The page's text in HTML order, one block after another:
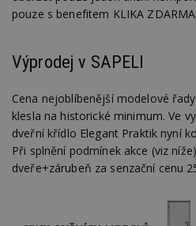
pouze s benefitem KLIKA ZDARMA.
Výprodej v SAPELI
Cena nejoblíbenější modelové
klesla na historické minimum. Ve
dveřní křídlo Elegant Praktik nyní
Při splnění podmínek akce (viz
dveře+zárubeň za senzační cenu